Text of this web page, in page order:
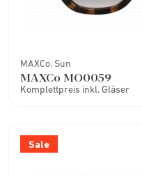
MAXCo. Sun
MAXCo MO0059
Komplettpreis inkl. Gläser
Sale